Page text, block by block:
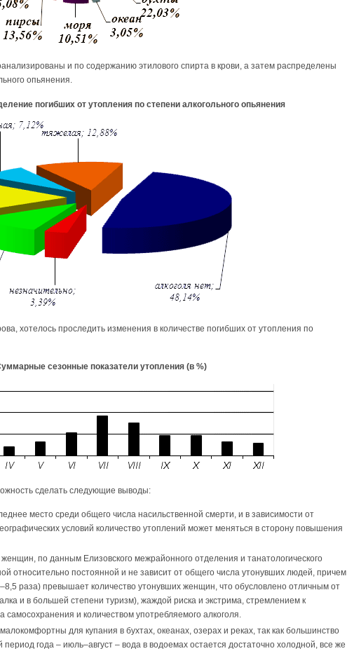
и по содержанию этилового спирта в крови, а затем распределены
опьянения.
погибших от утопления по степени алкогольного опьянения
хотелось проследить изменения в количестве погибших от утопления по
сезонные показатели утопления (в %)
сделать следующие выводы:
место среди общего числа насильственной смерти, и в зависимости от
условий количество утоплений может меняться в сторону повышения
по данным Елизовского межрайонного отделения и танатологического
относительно постоянной и не зависит от общего числа утонувших людей, причем
раза) превышает количество утонувших женщин, что обусловлено отличным от
и в большей степени туризм), жаждой риска и экстрима, стремлением к
самосохранения и количеством употребляемого алкоголя.
для купания в бухтах, океанах, озерах и реках, так как большинство
года – июль–август – вода в водоемах остается достаточно холодной, все же